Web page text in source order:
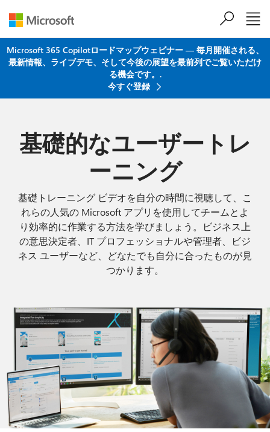
Microsoft 365 Copilotロードマップウェビナー ― 毎月開催される、
最新情報、ライブデモ、そして今後の展望を最前列でご覧いただけ
る機会です。.
今すぐ登録
基礎的なユーザートレ
ーニング
基礎トレーニング ビデオを自分の時間に視聴して、こ
れらの人気の Microsoft アプリを使用してチームとよ
り効率的に作業する方法を学びましょう。ビジネス上
の意思決定者、IT プロフェッショナルや管理者、ビジ
ネス ユーザーなど、どなたでも自分に合ったものが見
つかります。